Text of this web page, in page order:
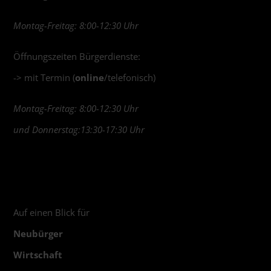
Montag-Freitag: 8:00-12:30 Uhr
Öffnungszeiten Bürgerdienste:
-> mit Termin (online/telefonisch)
Montag-Freitag: 8:00-12:30 Uhr
und Donnerstag:13:30-17:30 Uhr
Auf einen Blick für
Neubürger
Wirtschaft